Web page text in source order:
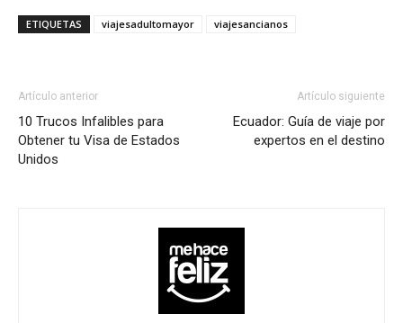
ETIQUETAS viajesadultomayor viajesancianos
Artículo anterior
10 Trucos Infalibles para
Obtener tu Visa de Estados
Unidos
Artículo siguiente
Ecuador: Guía de viaje por
expertos en el destino